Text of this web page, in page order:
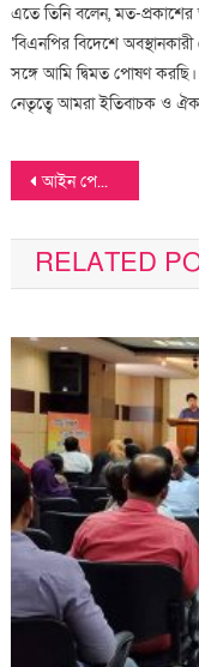
এতে তিনি বলেন, মত-
‘বিএনপির বিদেশে
সঙ্গে আমি দ্বিমত পোষণ করছি।
নেতৃত্বে আমরা ইতিবাচক ও
Post
navigation
আইন পেশা এখন ব্যবসা হয়ে গেছে: প্রধান বিচারপতি
RELATED